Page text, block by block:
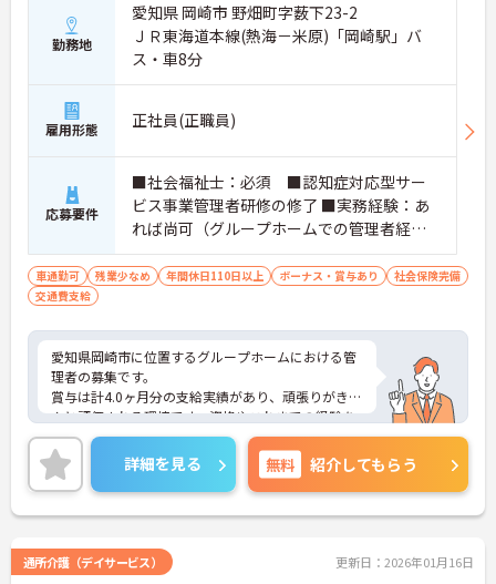
勤務地
愛知県 岡崎市 野畑町字薮下23-2
ＪＲ東海道本線(熱海－米原)「岡崎駅」バ
ス・車8分
雇用形態 正社員(正職員)
応募要件
■社会福祉士：必須 ■認知症対応型サー
ビス事業管理者研修の修了 ■実務経験：あ
れば尚可（グループホームでの管理者経
験） ■普通自動車運転免許（AT限定可）：
必須
車通勤可 残業少なめ 年間休日110日以上 ボーナス・賞与あり
社会保険完備
交通費支給
愛知県岡崎市に位置するグループホームにおける管
理者の募集です。
賞与は計4.0ヶ月分の支給実績があり、頑張りがきち
んと評価される環境です。資格やこれまでの経験を
活かしながらご勤務いただける環境です。
ご興味のある方には、面接対策ポイントなど、さら
に詳細をご案内しますのでお気軽にご相談くださ
い！
詳細を見る 無料 紹介してもらう
通所介護（デイサービス） 更新日：2026年01月16日